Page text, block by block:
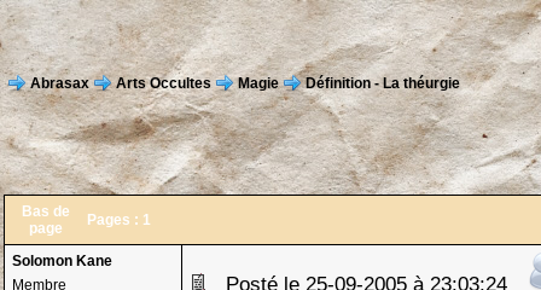
Abrasax Arts Occultes Magie Définition - La théurgie
Bas de
page
Pages : 1
Solomon Kane
Membre
Posté le 25-09-2005 à 23:03:24